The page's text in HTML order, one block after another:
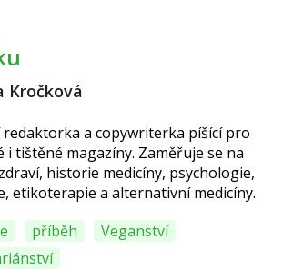
Kročková
redaktorka a copywriterka píšící pro
i tištěné magazíny. Zaměřuje se na
historie medicíny, psychologie,
etikoterapie a alternativní medicíny.
příběh
Veganství